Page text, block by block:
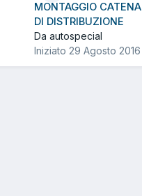
MONTAGGIO CATENA
DI DISTRIBUZIONE
Da autospecial
Iniziato 29 Agosto 2016